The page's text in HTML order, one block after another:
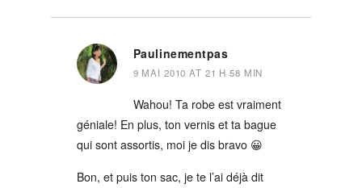
Paulinementpas
9 MAI 2010 AT 21 H 58 MIN
Wahou! Ta robe est vraiment
géniale! En plus, ton vernis et ta bague
qui sont assortis, moi je dis bravo 😀
Bon, et puis ton sac, je te l’ai déjà dit